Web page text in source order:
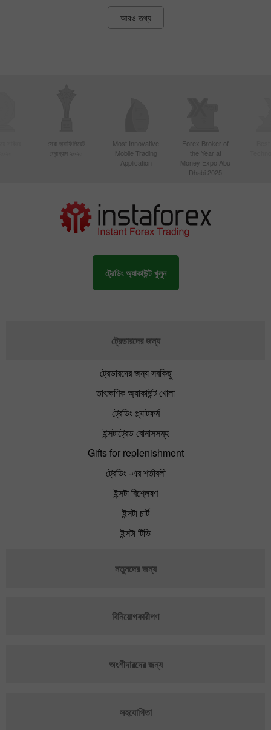
আরও তথ্য
সেরা অ্যাফিলিয়েট
প্রোগ্রাম ২০২০
Most Innovative
Mobile Trading
Application
Forex Broker of
the Year at
Money Expo Abu
Dhabi 2025
ট্রেডিং অ্যাকাউন্ট খুলুন
ট্রেডারদের জন্য
ট্রেডারদের জন্য সবকিছু
তাৎক্ষণিক অ্যাকাউন্ট খোলা
ট্রেডিং প্ল্যাটফর্ম
ইন্সটাট্রেড বোনাসসমূহ
Gifts for replenishment
ট্রেডিং -এর শর্তাবলী
ইন্সটা বিশ্লেষণ
ইন্সটা চার্ট
ইন্সটা টিভি
নতুনদের জন্য
বিনিয়োগকারীগণ
অংশীদারদের জন্য
সহযোগিতা